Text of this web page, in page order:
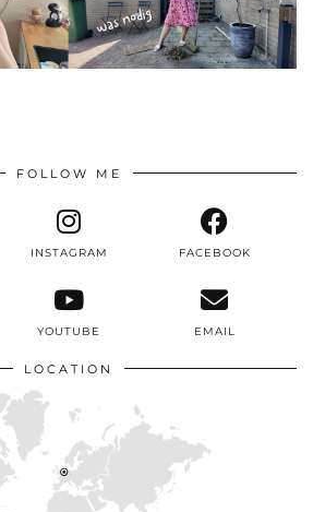
FOLLOW ME
INSTAGRAM FACEBOOK
YOUTUBE EMAIL
LOCATION